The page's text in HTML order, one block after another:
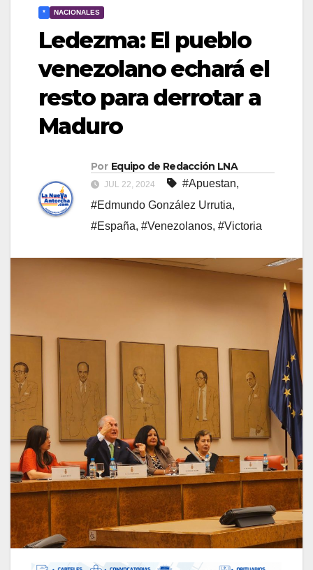
* NACIONALES
Ledezma: El pueblo
venezolano echará el
resto para derrotar a
Maduro
Por Equipo de Redacción LNA
JUL 22, 2024 #Apuestan,
#Edmundo González Urrutia,
#España, #Venezolanos, #Victoria